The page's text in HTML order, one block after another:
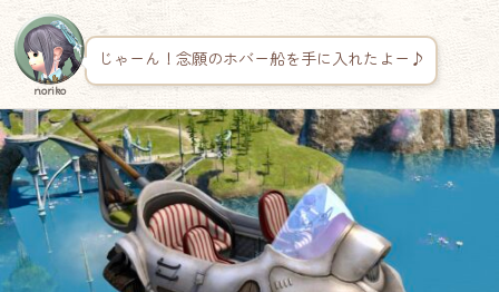
noriko
じゃーん！念願のホバー船を手に入れたよー♪